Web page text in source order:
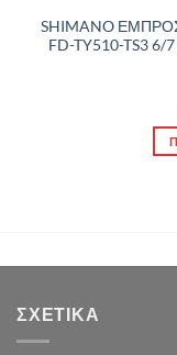
SHIMANO
FD-TY510-TS3 6/
ΣΧΕΤΙΚΆ